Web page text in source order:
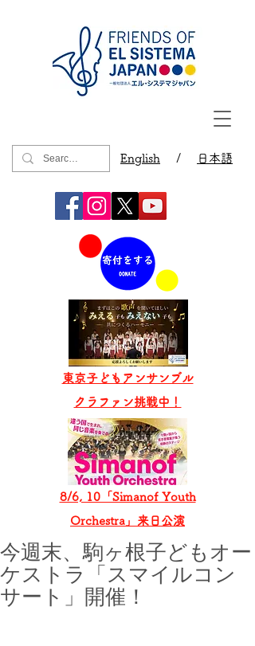
English / 日本語
8/6, 10「Simanof Youth
Orchestra」来日公演
東京子どもアンサンブル
​クラファン挑戦中！
今週末、駒ヶ根子どもオー
ケストラ「スマイルコン
サート」開催！